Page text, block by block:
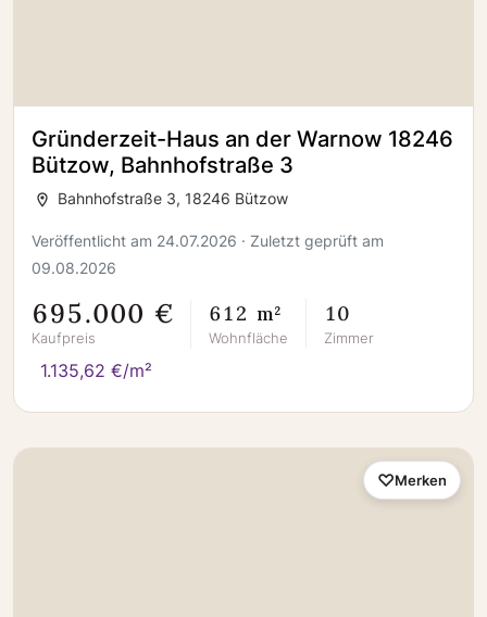
Gründerzeit-Haus an der Warnow 18246
Bützow, Bahnhofstraße 3
Bahnhofstraße 3, 18246 Bützow
Veröffentlicht am 24.07.2026 · Zuletzt geprüft am
09.08.2026
695.000 €
Kaufpreis
612 m²
Wohnfläche
10
Zimmer
1.135,62 €/m²
Merken